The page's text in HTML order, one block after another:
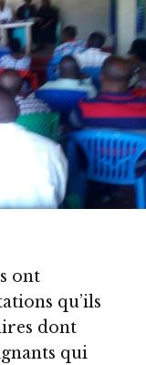
ont
qu’ils
dont
qui